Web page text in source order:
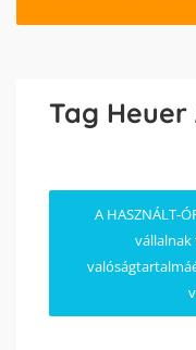
Tag
A HASZNÁLT-
vállalnak